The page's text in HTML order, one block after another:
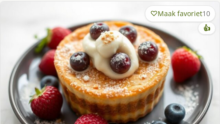
Maak favoriet10
👍